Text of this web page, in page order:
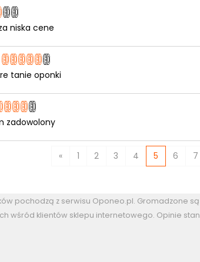
niska cene
tanie oponki
zadowolony
« 1 2 3 4 5 6 7
pochodzą z serwisu Oponeo.pl. Gromadzone
wśród klientów sklepu internetowego. Opinie